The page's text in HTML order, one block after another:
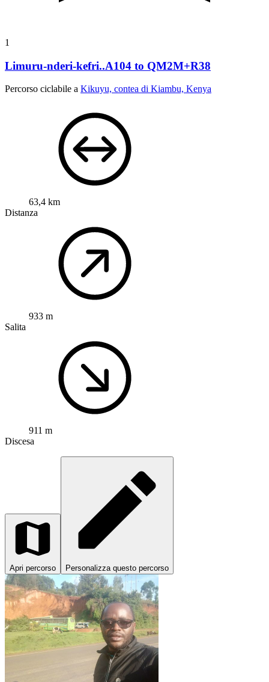
1
Limuru-nderi-kefri..A104 to QM2M+R38
Percorso ciclabile a Kikuyu, contea di Kiambu, Kenya
63,4 km
Distanza
933 m
Salita
911 m
Discesa
Apri percorso Personalizza questo percorso